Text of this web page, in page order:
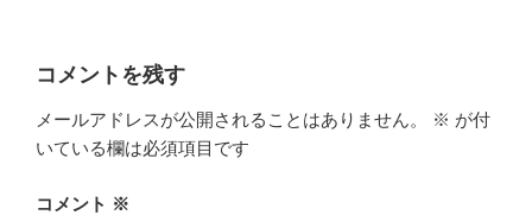
コメントを残す
メールアドレスが公開されることはありません。 ※ が付
いている欄は必須項目です
コメント ※